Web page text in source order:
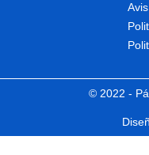
© 2022 -